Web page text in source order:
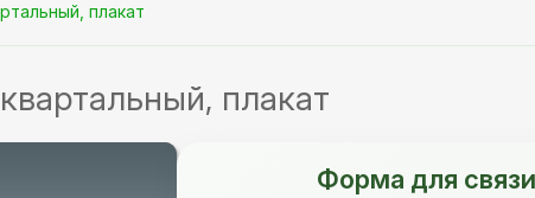
плакат
плакат
Форма для связи